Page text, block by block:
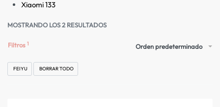
Xiaomi133
MOSTRANDO LOS 2 RESULTADOS
Orden predeterminado
Filtros
FEIYU BORRAR TODO